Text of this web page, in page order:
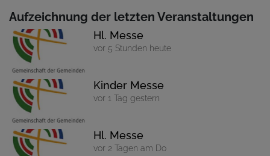
Aufzeichnung der letzten Veranstaltungen
Hl. Messe
vor 5 Stunden heute
Kinder Messe
vor 1 Tag gestern
Hl. Messe
vor 2 Tagen am Do